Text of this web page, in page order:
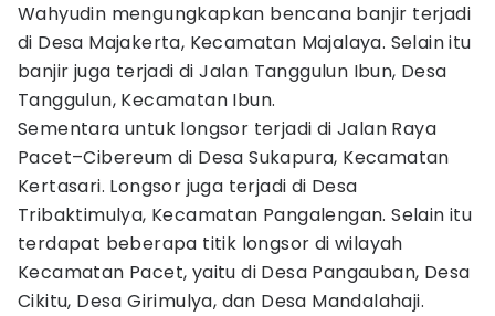
Wahyudin mengungkapkan bencana banjir terjadi
di Desa Majakerta, Kecamatan Majalaya. Selain itu
banjir juga terjadi di Jalan Tanggulun Ibun, Desa
Tanggulun, Kecamatan Ibun.
Sementara untuk longsor terjadi di Jalan Raya
Pacet–Cibereum di Desa Sukapura, Kecamatan
Kertasari. Longsor juga terjadi di Desa
Tribaktimulya, Kecamatan Pangalengan. Selain itu
terdapat beberapa titik longsor di wilayah
Kecamatan Pacet, yaitu di Desa Pangauban, Desa
Cikitu, Desa Girimulya, dan Desa Mandalahaji.